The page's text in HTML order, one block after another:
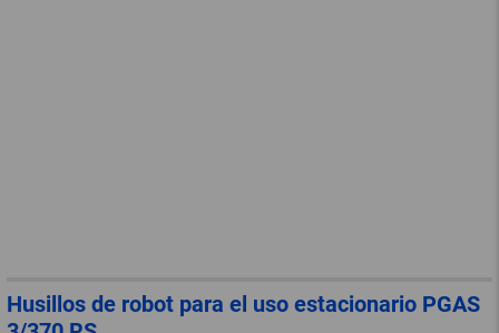
Husillos de robot para el uso estacionario PGAS